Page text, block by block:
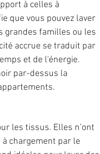
à celles à
que vous pouvez laver
grandes familles ou les
accrue se traduit par
et de l'énergie.
par-dessus la
les tissus. Elles n’ont
chargement par le